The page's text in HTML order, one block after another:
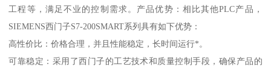
工程等，满足不业的控制需求。产品优势：相比其他PLC产品，
SIEMENS西门子S7-200SMART系列具有如下优势：
高性价比：价格合理，并且性能稳定，长时间运行*。
可靠稳定：采用了西门子的工艺技术和质量控制手段，确保产品的